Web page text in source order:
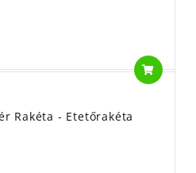
Rakéta - Etetőrakéta